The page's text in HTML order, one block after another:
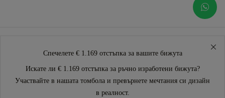
Спечелете € 1.169 отстъпка за вашите бижута
Искате ли € 1.169 отстъпка за ръчно изработени бижута?
Участвайте в нашата томбола и превърнете мечтания си дизайн
в реалност.